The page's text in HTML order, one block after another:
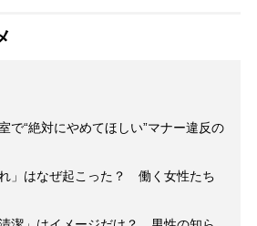
で“絶対にやめてほしい”マナー違反の
れ」はなぜ起こった？ 働く女性たち